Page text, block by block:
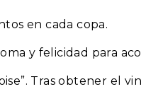
en cada copa.
y felicidad para
Tras obtener el